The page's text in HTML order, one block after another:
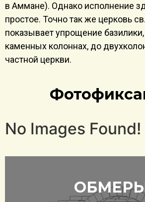
в Аммане). Однако исполнение
простое. Точно так же церковь
показывает упрощение
каменных колоннах, до
частной церкви.
No Images Found!